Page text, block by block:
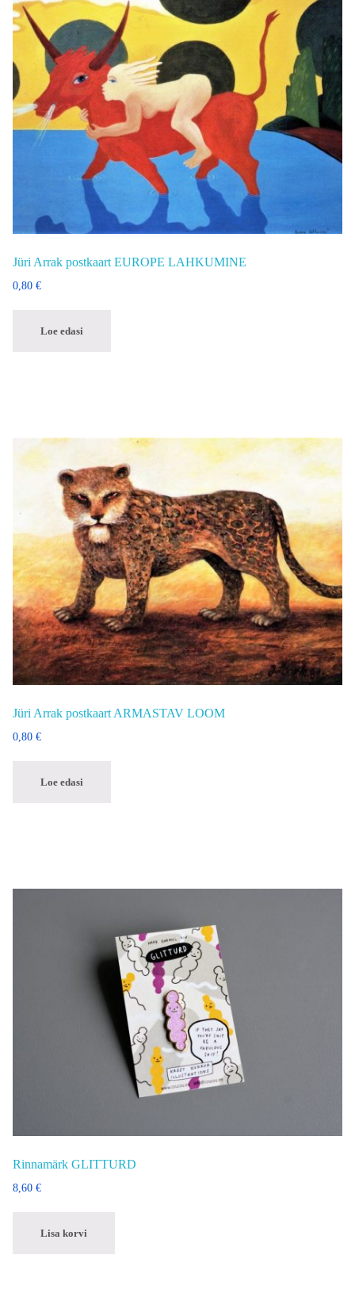
Jüri Arrak postkaart EUROPE LAHKUMINE
0,80 €
Loe edasi
Jüri Arrak postkaart ARMASTAV LOOM
0,80 €
Loe edasi
Rinnamärk GLITTURD
8,60 €
Lisa korvi